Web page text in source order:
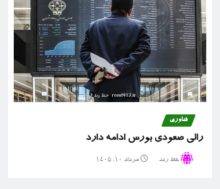
فناوری
رالی صعودی بورس ادامه دارد
خط رند مرداد ۱۰, ۱۴۰۵